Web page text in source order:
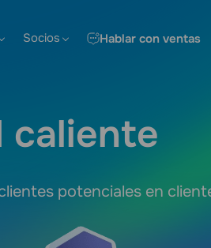
Socios Hablar con ventas
caliente
potenciales en